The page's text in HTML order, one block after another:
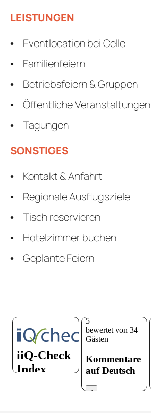
LEISTUNGEN
Eventlocation bei Celle
Familienfeiern
Betriebsfeiern & Gruppen
Öffentliche Veranstaltungen
Tagungen
SONSTIGES
Kontakt & Anfahrt
Regionale Ausflugsziele
Tisch reservieren
Hotelzimmer buchen
Geplante Feiern